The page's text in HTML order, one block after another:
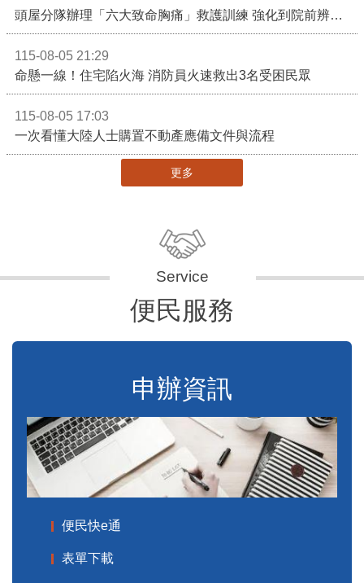
頭屋分隊辦理「六大致命胸痛」救護訓練 強化到院前辨識能力 提升緊急救護品質
115-08-05 21:29
命懸一線！住宅陷火海 消防員火速救出3名受困民眾
115-08-05 17:03
一次看懂大陸人士購置不動產應備文件與流程
更多
便民服務
申辦資訊
便民快e通
表單下載